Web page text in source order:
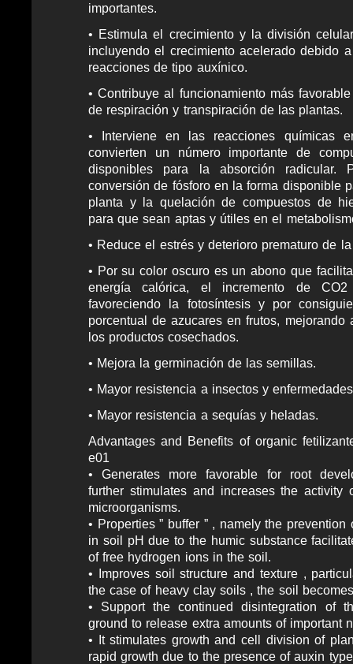
importantes.
• Estimula el crecimiento y la división
incluyendo el crecimiento acelerado debido
reacciones de tipo auxínico.
• Contribuye al funcionamiento más
de respiración y transpiración de las plantas.
• Interviene en las reacciones químicas
convierten un número importante de
disponibles para la absorción radicular.
conversión de fósforo en la forma disponible
planta y la quelación de compuestos de
para que sean aptas y útiles en el
• Reduce el estrés y deterioro prematuro de
• Por su color oscuro es un abono que
energía calórica, el incremento de CO2
favoreciendo la fotosíntesis y por
porcentual de azucares en frutos, mejorando
los productos cosechados.
• Mejora la germinación de las semillas.
• Mayor resistencia a insectos y
• Mayor resistencia a sequías y heladas.
Advantages and Benefits of organic
e01
• Generates more favorable for root
further stimulates and increases the activity
microorganisms.
• Properties ” buffer ” , namely the
in soil pH due to the humic substance
of free hydrogen ions in the soil.
• Improves soil structure and texture ,
the case of heavy clay soils , the soil becomes
• Support the continued disintegration of
ground to release extra amounts of important
• It stimulates growth and cell division of
rapid growth due to the presence of auxin